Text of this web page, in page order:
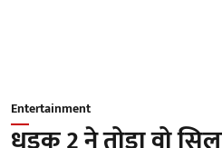
Entertainment